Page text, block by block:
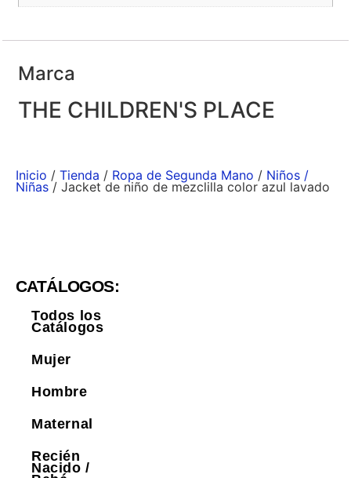
Marca
THE CHILDREN'S PLACE
Inicio / Tienda / Ropa de Segunda Mano / Niños /
Niñas/ Jacket de niño de mezclilla color azul lavado
CATÁLOGOS:
Todos los
Catálogos
Mujer
Hombre
Maternal
Recién
Nacido /